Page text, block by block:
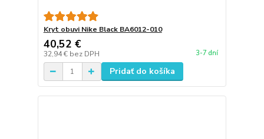
Kryt obuvi Nike Black BA6012-010
40,52 €
32,94 € bez DPH 3-7 dní
Pridať do košíka